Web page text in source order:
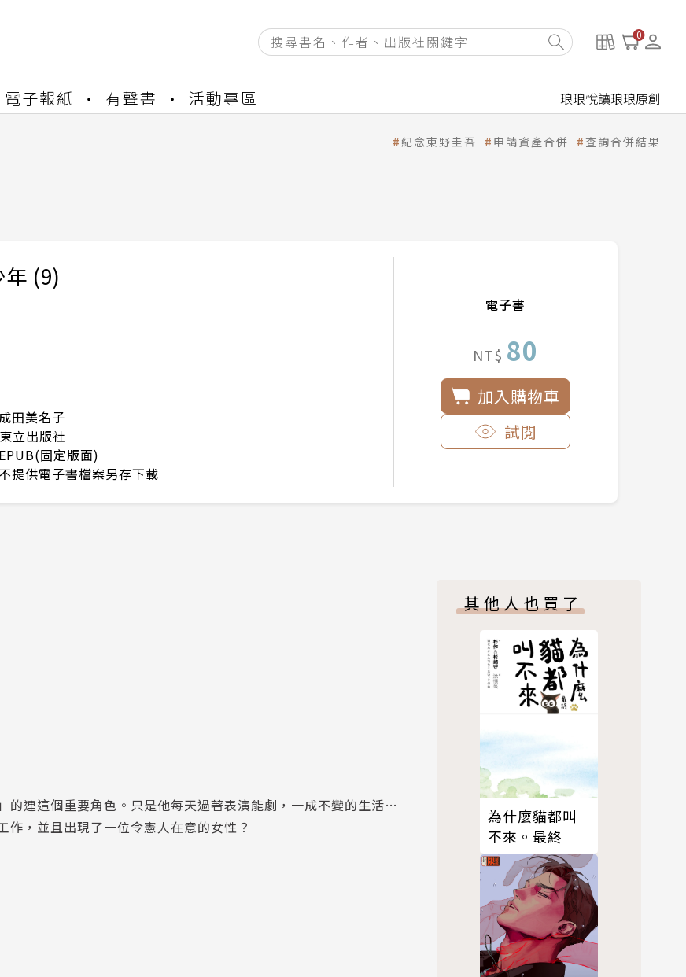
0
電子報紙 有聲書 活動專區 琅琅悅讀琅琅原創
通申請
合併申請圖文教學
通申請
紀念東野圭吾 申請資產合併 查詢合併結果
(9)
成田美名子
東立出版社
EPUB(固定版面)
提供電子書檔案另存下載
電子書
NT$ 80
加入購物車
試閱
的連這個重要角色。只是他每天過著表演能劇，一成不變的生活…
，並且出現了一位令憲人在意的女性？
其他人也買了
為什麼貓都叫
不來。最終